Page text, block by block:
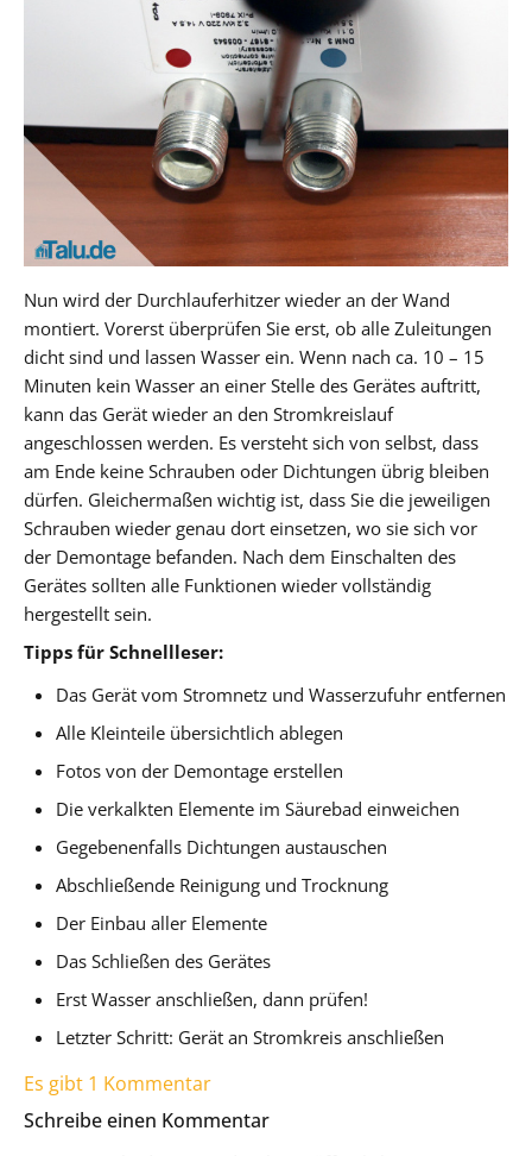
Nun wird der Durchlauferhitzer wieder an der Wand
montiert. Vorerst überprüfen Sie erst, ob alle Zuleitungen
dicht sind und lassen Wasser ein. Wenn nach ca. 10 – 15
Minuten kein Wasser an einer Stelle des Gerätes auftritt,
kann das Gerät wieder an den Stromkreislauf
angeschlossen werden. Es versteht sich von selbst, dass
am Ende keine Schrauben oder Dichtungen übrig bleiben
dürfen. Gleichermaßen wichtig ist, dass Sie die jeweiligen
Schrauben wieder genau dort einsetzen, wo sie sich vor
der Demontage befanden. Nach dem Einschalten des
Gerätes sollten alle Funktionen wieder vollständig
hergestellt sein.
Tipps für Schnellleser:
Das Gerät vom Stromnetz und Wasserzufuhr entfernen
Alle Kleinteile übersichtlich ablegen
Fotos von der Demontage erstellen
Die verkalkten Elemente im Säurebad einweichen
Gegebenenfalls Dichtungen austauschen
Abschließende Reinigung und Trocknung
Der Einbau aller Elemente
Das Schließen des Gerätes
Erst Wasser anschließen, dann prüfen!
Letzter Schritt: Gerät an Stromkreis anschließen
Es gibt 1 Kommentar
Schreibe einen Kommentar